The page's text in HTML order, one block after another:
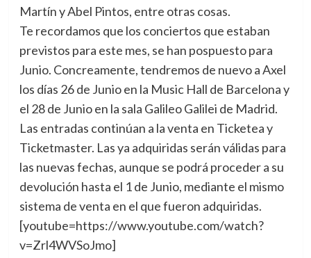
Martín y Abel Pintos, entre otras cosas.
Te recordamos que los conciertos que estaban
previstos para este mes, se han pospuesto para
Junio. Concreamente, tendremos de nuevo a Axel
los días 26 de Junio en la Music Hall de Barcelona y
el 28 de Junio en la sala Galileo Galilei de Madrid.
Las entradas continúan a la venta en Ticketea y
Ticketmaster. Las ya adquiridas serán válidas para
las nuevas fechas, aunque se podrá proceder a su
devolución hasta el 1 de Junio, mediante el mismo
sistema de venta en el que fueron adquiridas.
[youtube=https://www.youtube.com/watch?
v=Zrl4WVSoJmo]